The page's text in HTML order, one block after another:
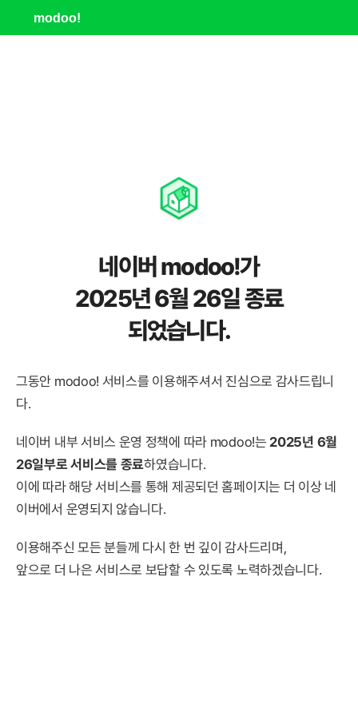
modoo!
네이버 modoo!가
2025년 6월 26일 종료
되었습니다.
그동안 modoo! 서비스를 이용해주셔서 진심으로 감사드립니
다.
네이버 내부 서비스 운영 정책에 따라 modoo!는 2025년 6월
26일부로 서비스를 종료하였습니다.
이에 따라 해당 서비스를 통해 제공되던 홈페이지는 더 이상 네
이버에서 운영되지 않습니다.
이용해주신 모든 분들께 다시 한 번 깊이 감사드리며,
앞으로 더 나은 서비스로 보답할 수 있도록 노력하겠습니다.